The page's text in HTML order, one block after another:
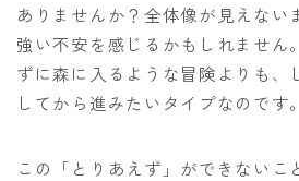
ありませんか？全体像が見えない
強い不安を感じるかもしれません
ずに森に入るような冒険よりも、
してから進みたいタイプなのです。
この「とりあえず」ができないこ